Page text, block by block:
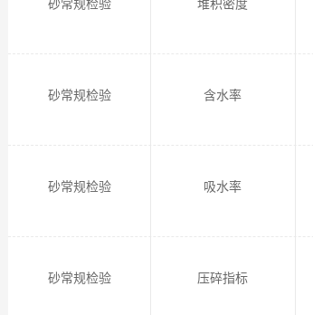
砂常规检验 堆积密度
砂常规检验 含水率
砂常规检验 吸水率
砂常规检验 压碎指标